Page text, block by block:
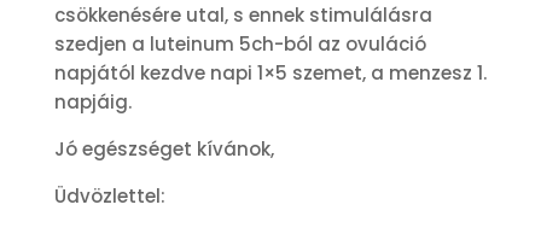
csökkenésére utal, s ennek stimulálásra
szedjen a luteinum 5ch-ból az ovuláció
napjától kezdve napi 1×5 szemet, a menzesz 1.
napjáig.
Jó egészséget kívánok,
Üdvözlettel: